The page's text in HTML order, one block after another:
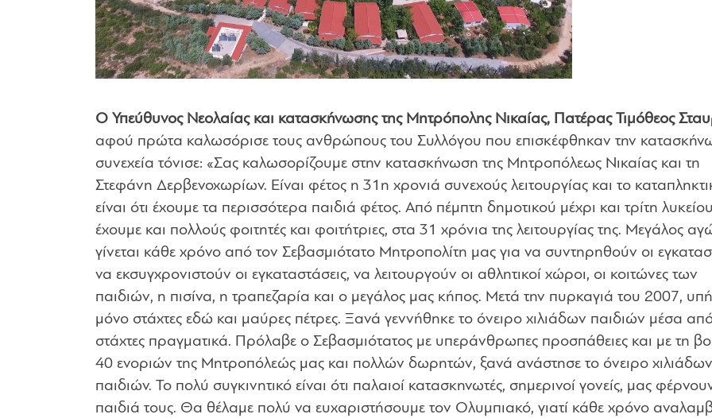
Ο Υπεύθυνος Νεολαίας και κατασκήνωσης της Μητρόπολης Νικαίας, Πατέρας Τιμόθεος
αφού πρώτα καλωσόρισε τους ανθρώπους του Συλλόγου που επισκέφθηκαν την
συνεχεία τόνισε: «Σας καλωσορίζουμε στην κατασκήνωση της Μητροπόλεως Νικαίας και τη
Στεφάνη Δερβενοχωρίων. Είναι φέτος η 31η χρονιά συνεχούς λειτουργίας και το
είναι ότι έχουμε τα περισσότερα παιδιά φέτος. Από πέμπτη δημοτικού μέχρι και τρίτη
έχουμε και πολλούς φοιτητές και φοιτήτριες, στα 31 χρόνια της λειτουργίας της. Μεγάλος
γίνεται κάθε χρόνο από τον Σεβασμιότατο Μητροπολίτη μας για να συντηρηθούν οι
να εκσυγχρονιστούν οι εγκαταστάσεις, να λειτουργούν οι αθλητικοί χώροι, οι κοιτώνες των
παιδιών, η πισίνα, η τραπεζαρία και ο μεγάλος μας κήπος. Μετά την πυρκαγιά του 2007,
μόνο στάχτες εδώ και μαύρες πέτρες. Ξανά γεννήθηκε το όνειρο χιλιάδων παιδιών μέσα από
στάχτες πραγματικά. Πρόλαβε ο Σεβασμιότατος με υπεράνθρωπες προσπάθειες και με τη
40 ενοριών της Μητροπόλεώς μας και πολλών δωρητών, ξανά ανάστησε το όνειρο χιλιάδων
παιδιών. Το πολύ συγκινητικό είναι ότι παλαιοί κατασκηνωτές, σημερινοί γονείς, μας
παιδιά τους. Θα θέλαμε πολύ να ευχαριστήσουμε τον Ολυμπιακό, γιατί κάθε χρόνο